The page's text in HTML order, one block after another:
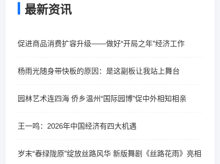
最新资讯
促进商品消费扩容升级——做好“开局之年”经济工作
杨雨光随身带快板的原因：是这副板让我站上舞台
园林艺术连四海 侨乡温州“国际园博”促中外相知相亲
王一鸣：2026年中国经济有四大机遇
岁末“春绿陇原”绽放丝路风华 新版舞剧《丝路花雨》亮相